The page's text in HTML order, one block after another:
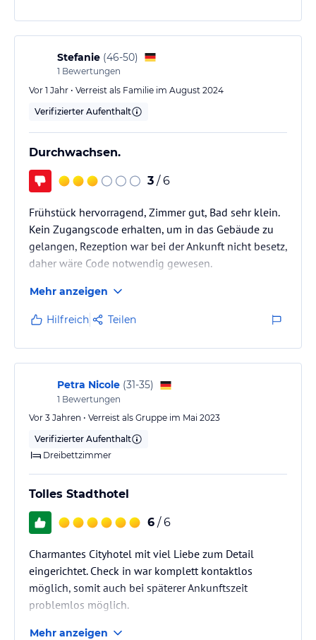
Stefanie (46-50)
1 Bewertungen
Vor 1 Jahr • Verreist als Familie im August 2024
Verifizierter Aufenthalt
Durchwachsen.
3 / 6
Frühstück hervorragend, Zimmer gut, Bad sehr klein.
Kein Zugangscode erhalten, um in das Gebäude zu
gelangen, Rezeption war bei der Ankunft nicht besetz,
daher wäre Code notwendig gewesen.
Mehr anzeigen
Hilfreich Teilen
Petra Nicole (31-35)
1 Bewertungen
Vor 3 Jahren • Verreist als Gruppe im Mai 2023
Verifizierter Aufenthalt
Dreibettzimmer
Tolles Stadthotel
6 / 6
Charmantes Cityhotel mit viel Liebe zum Detail
eingerichtet. Check in war komplett kontaktlos
möglich, somit auch bei späterer Ankunftszeit
problemlos möglich.
Mehr anzeigen